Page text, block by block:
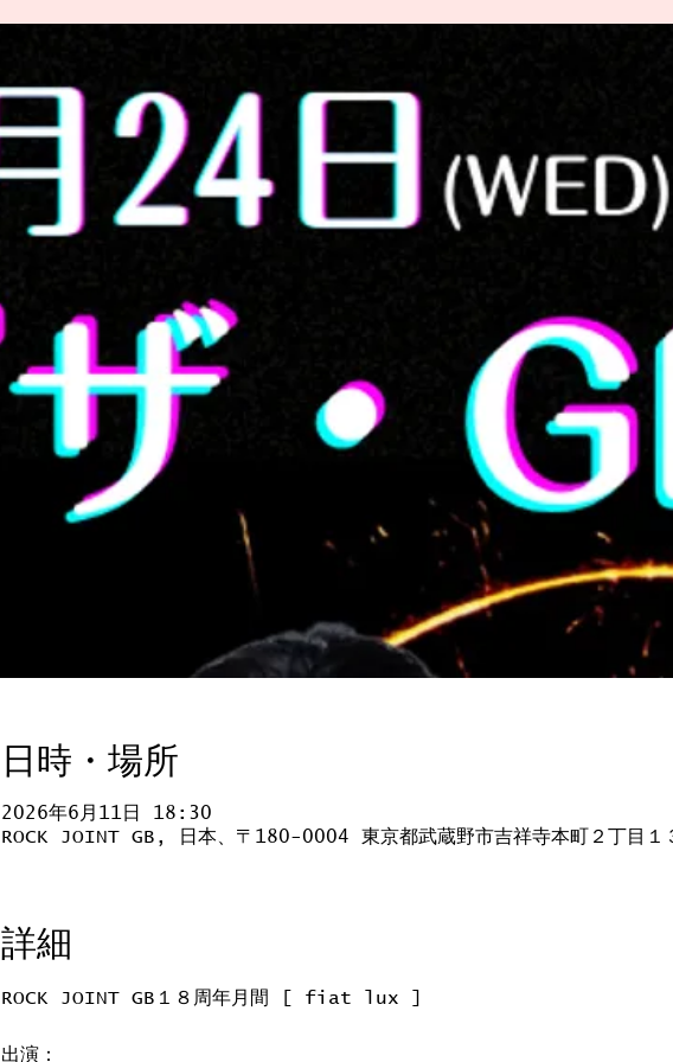
日時・場所
2026年6月11日 18:30
ROCK JOINT GB, 日本、〒180-0004 東京都武蔵野市吉祥寺本町２丁目１
詳細
ROCK JOINT GB１８周年月間 [ fiat lux ]
出演：